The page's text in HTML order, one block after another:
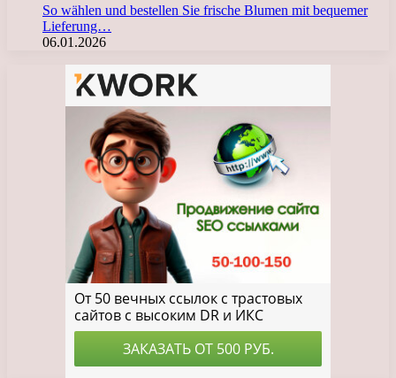
So wählen und bestellen Sie frische Blumen mit bequemer
Lieferung…
06.01.2026